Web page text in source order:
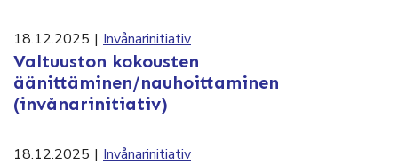
18.12.2025 | Invånarinitiativ
Valtuuston kokousten
äänittäminen/nauhoittaminen
(invånarinitiativ)
18.12.2025 | Invånarinitiativ